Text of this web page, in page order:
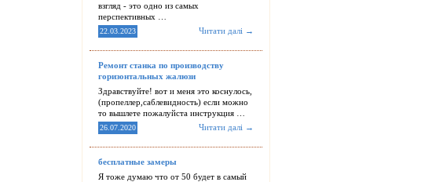
взгляд - это одно из самых
перспективных …
Читати далі →
22.03.2023
Ремонт станка по производству
горизонтальных жалюзи
Здравствуйте! вот и меня это коснулось,
(пропеллер,саблевидность) если можно
то вышлете пожалуйста инструкция …
Читати далі →
26.07.2020
бесплатные замеры
Я тоже думаю что от 50 будет в самый